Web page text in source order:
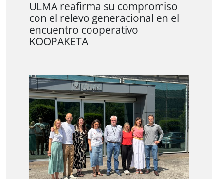
ULMA reafirma su compromiso
con el relevo generacional en el
encuentro cooperativo
KOOPAKETA